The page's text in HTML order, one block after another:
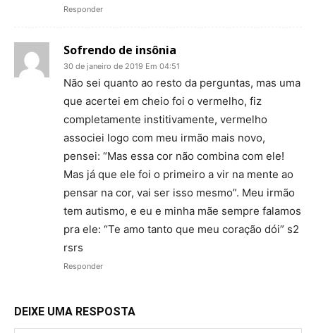
Responder
Sofrendo de insônia
30 de janeiro de 2019 Em 04:51
Não sei quanto ao resto da perguntas, mas uma
que acertei em cheio foi o vermelho, fiz
completamente institivamente, vermelho
associei logo com meu irmão mais novo,
pensei: “Mas essa cor não combina com ele!
Mas já que ele foi o primeiro a vir na mente ao
pensar na cor, vai ser isso mesmo”. Meu irmão
tem autismo, e eu e minha mãe sempre falamos
pra ele: “Te amo tanto que meu coração dói” s2
rsrs
Responder
DEIXE UMA RESPOSTA